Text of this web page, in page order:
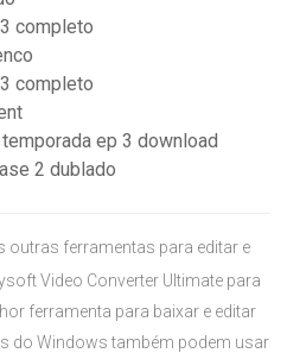
completo
completo
ep 3 download
2 dublado
outras ferramentas para editar e
Video Converter Ultimate para
ferramenta para baixar e editar
do Windows também podem usar